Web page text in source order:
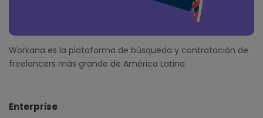
Workana es la plataforma de búsqueda y contratación de
freelancers más grande de América Latina.
Enterprise